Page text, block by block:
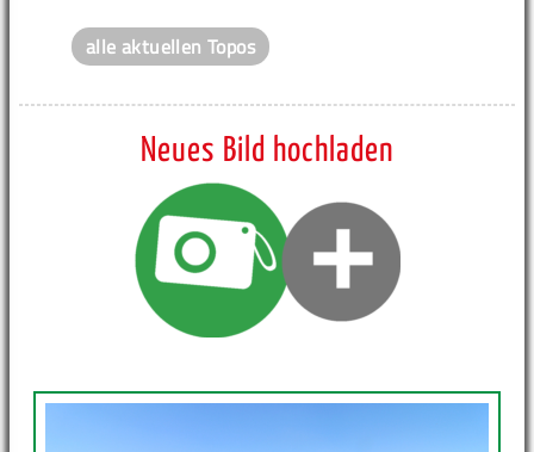
alle aktuellen Topos
Neues Bild hochladen